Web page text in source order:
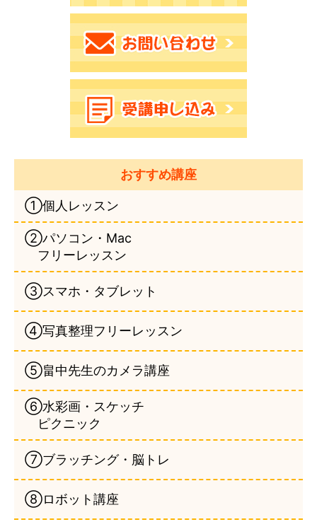
おすすめ講座
①個人レッスン
②パソコン・Mac
フリーレッスン
③スマホ・タブレット
④写真整理フリーレッスン
⑤畠中先生のカメラ講座
⑥水彩画・スケッチ
ピクニック
⑦ブラッチング・脳トレ
⑧ロボット講座